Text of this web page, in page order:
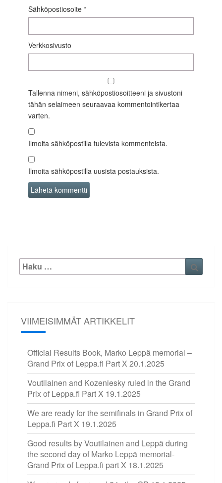
Sähköpostiosoite *
Verkkosivusto
Tallenna nimeni, sähköpostiosoitteeni ja sivustoni
tähän selaimeen seuraavaa kommentointikertaa
varten.
Ilmoita sähköpostilla tulevista kommenteista.
Ilmoita sähköpostilla uusista postauksista.
Etsi:
VIIMEISIMMÄT ARTIKKELIT
Official Results Book, Marko Leppä memorial –
Grand Prix of Leppa.fi Part X 20.1.2025
Voutilainen and Kozeniesky ruled in the Grand
Prix of Leppa.fi Part X 19.1.2025
We are ready for the semifinals in Grand Prix of
Leppa.fi Part X 19.1.2025
Good results by Voutilainen and Leppä during
the second day of Marko Leppä memorial-
Grand Prix of Leppa.fi part X 18.1.2025